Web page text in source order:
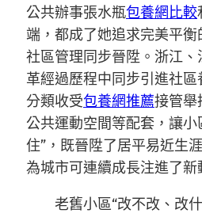
公共辦事張水瓶包養網比較
端，都成了她追求完美平衡
社區管理同步晉陞。浙江
革經過歷程中同步引進社
分類收受包養網推薦接管舉
公共運動空間等配套，讓小
住”，既晉陞了居平易近生
為城市可連續成長注進了新
老舊小區“改不改、改